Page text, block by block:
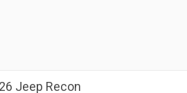
Jeep Recon